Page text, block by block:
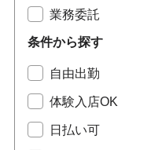
業務委託
条件から探す
自由出勤
体験入店OK
日払い可